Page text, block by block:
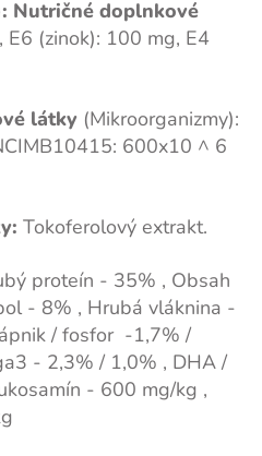
Nutričné doplnkové
E6 (zinok): 100 mg, E4
látky (Mikroorganizmy):
600x10 ^ 6
Tokoferolový extrakt.
proteín - 35% , Obsah
- 8% , Hrubá vláknina -
/ fosfor -1,7% /
- 2,3% / 1,0% , DHA /
- 600 mg/kg ,